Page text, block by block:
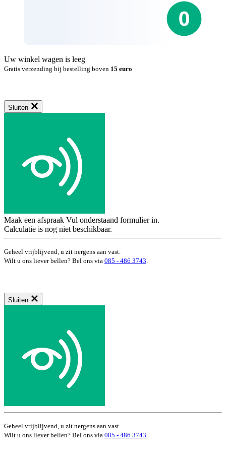
Uw winkel wagen is leeg
Gratis verzending bij bestelling boven 15 euro
Sluiten
Maak een afspraak Vul onderstaand formulier in.
Calculatie is nog niet beschikbaar.
Geheel vrijblijvend, u zit nergens aan vast.
Wilt u ons liever bellen? Bel ons via 085 - 486 3743.
Sluiten
Geheel vrijblijvend, u zit nergens aan vast.
Wilt u ons liever bellen? Bel ons via 085 - 486 3743